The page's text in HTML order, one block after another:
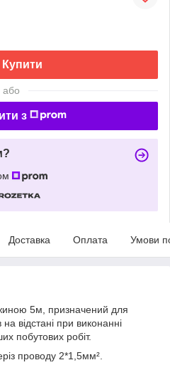
Купити
або
з
Доставка Оплата Умови
5м, призначений для
відстані при виконанні
побутових робіт.
проводу 2*1,5мм².